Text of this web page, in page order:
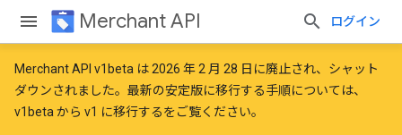
Merchant API ログイン
Merchant API v1beta は 2026 年 2 月 28 日に廃止され、シャット
ダウンされました。最新の安定版に移行する手順については、
v1beta から v1 に移行するをご覧ください。